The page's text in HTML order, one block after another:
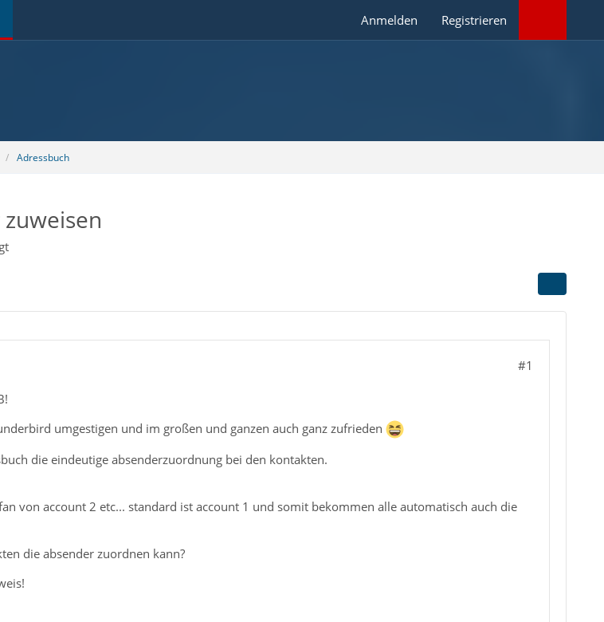
Anmelden Registrieren
Adressbuch
#1
umgestigen und im großen und ganzen auch ganz zufrieden
die eindeutige absenderzuordnung bei den kontakten.
von account 2 etc... standard ist account 1 und somit bekommen alle automatisch auch die
die absender zuordnen kann?